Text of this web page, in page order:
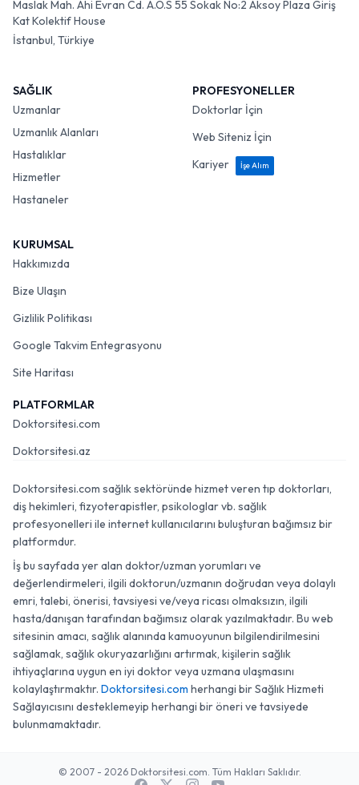
Maslak Mah. Ahi Evran Cd. A.O.S 55 Sokak No:2 Aksoy Plaza Giriş
Kat Kolektif House
İstanbul, Türkiye
SAĞLIK
Uzmanlar
Uzmanlık Alanları
Hastalıklar
Hizmetler
Hastaneler
PROFESYONELLER
Doktorlar İçin
Web Siteniz İçin
Kariyer
İşe Alım
KURUMSAL
Hakkımızda
Bize Ulaşın
Gizlilik Politikası
Google Takvim Entegrasyonu
Site Haritası
PLATFORMLAR
Doktorsitesi.com
Doktorsitesi.az
Doktorsitesi.com sağlık sektöründe hizmet veren tıp doktorları,
diş hekimleri, fizyoterapistler, psikologlar vb. sağlık
profesyonelleri ile internet kullanıcılarını buluşturan bağımsız bir
platformdur.
İş bu sayfada yer alan doktor/uzman yorumları ve
değerlendirmeleri, ilgili doktorun/uzmanın doğrudan veya dolaylı
emri, talebi, önerisi, tavsiyesi ve/veya ricası olmaksızın, ilgili
hasta/danışan tarafından bağımsız olarak yazılmaktadır. Bu web
sitesinin amacı, sağlık alanında kamuoyunun bilgilendirilmesini
sağlamak, sağlık okuryazarlığını artırmak, kişilerin sağlık
ihtiyaçlarına uygun en iyi doktor veya uzmana ulaşmasını
kolaylaştırmaktır. Doktorsitesi.com herhangi bir Sağlık Hizmeti
Sağlayıcısını desteklemeyip herhangi bir öneri ve tavsiyede
bulunmamaktadır.
© 2007 - 2026 Doktorsitesi.com. Tüm Hakları Saklıdır.